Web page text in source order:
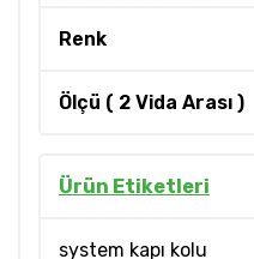
Renk
Ölçü ( 2 Vida Arası )
Ürün Etiketleri
system kapı kolu